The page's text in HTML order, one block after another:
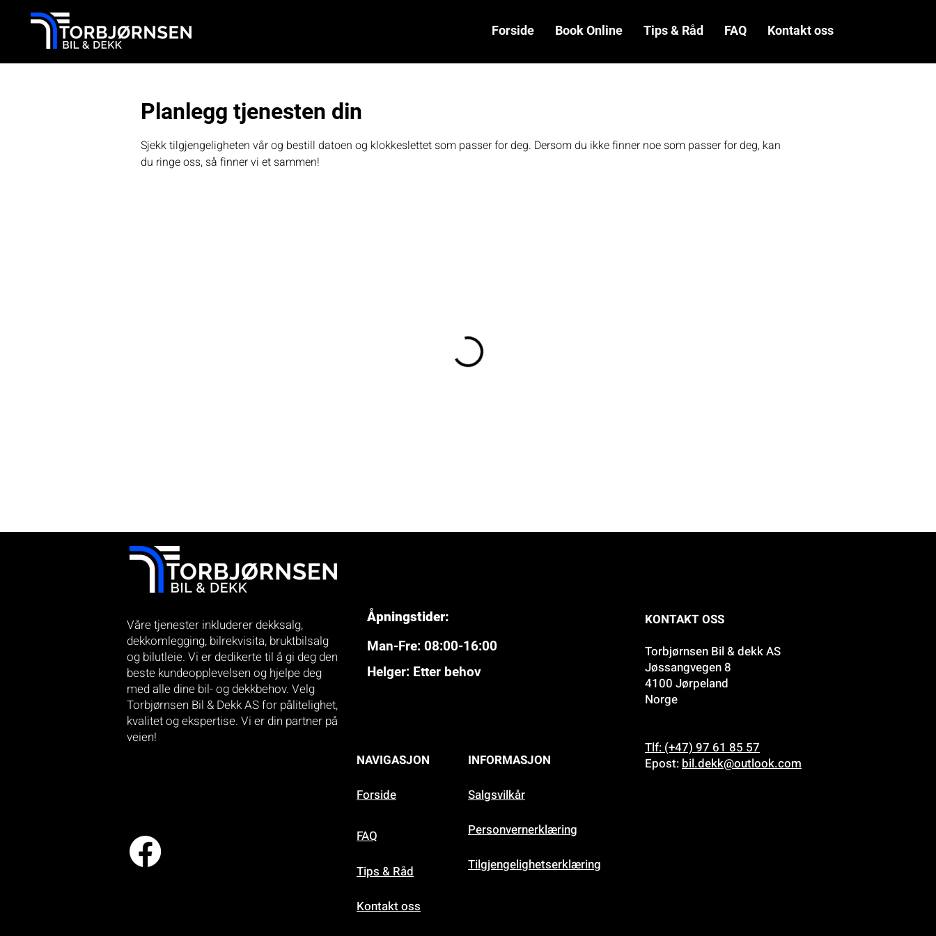
Forside Book Online Tips & Råd FAQ Kontakt oss
Planlegg tjenesten din
Sjekk tilgjengeligheten vår og bestill datoen og klokkeslettet som passer for deg. Dersom du ikke finner noe som passer for deg, kan
du ringe oss, så finner vi et sammen!
Våre tjenester inkluderer dekksalg,
dekkomlegging, bilrekvisita, bruktbilsalg
og bilutleie. Vi er dedikerte til å gi deg den
beste kundeopplevelsen og hjelpe deg
med alle dine bil- og dekkbehov. Velg
Torbjørnsen Bil & Dekk AS for pålitelighet,
kvalitet og ekspertise. Vi er din partner på
veien!
Åpningstider:
Man-Fre: 08:00-16:00
Helger: Etter behov
NAVIGASJON
Forside
FAQ
Tips & Råd
Kontakt oss
INFORMASJON
Salgsvilkår
Personvernerklæring
Tilgjengelighetserklæring
KONTAKT OSS
Torbjørnsen Bil & dekk AS
Jøssangvegen 8
4100 Jørpeland
Norge
Tlf: (+47) 97 61 85 57
Epost:bil.dekk@outlook.com